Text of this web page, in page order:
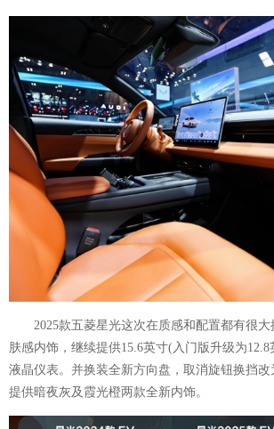
2025款五菱星光这次在质感和配置都有很
肤感内饰，继续提供15.6英寸(入门版升级为
液晶仪表。并换装全新方向盘，取消旋钮换挡
提供暗夜灰及霞光橙两款全新内饰。